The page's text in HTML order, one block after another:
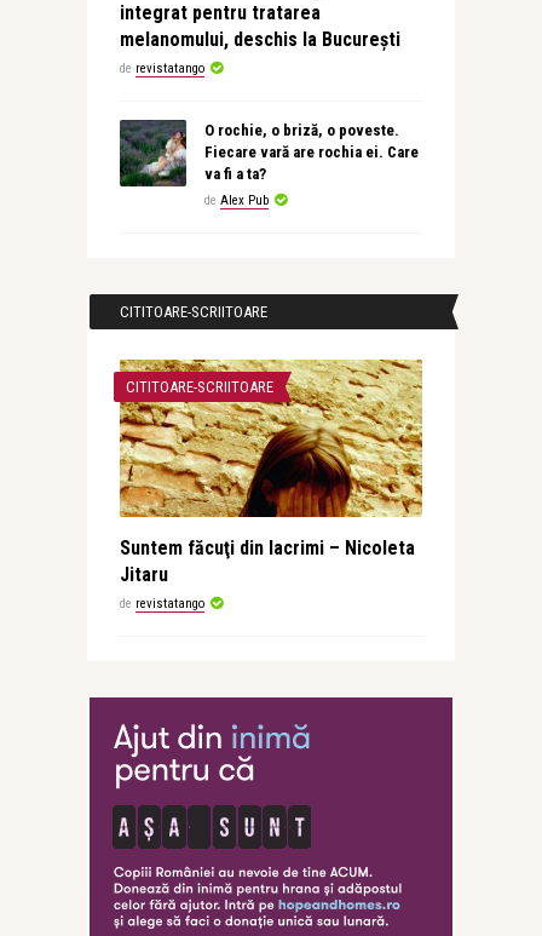
integrat pentru tratarea
melanomului, deschis la București
de revistatango
O rochie, o briză, o poveste.
Fiecare vară are rochia ei. Care
va fi a ta?
de Alex Pub
CITITOARE-SCRIITOARE
CITITOARE-SCRIITOARE
Suntem făcuţi din lacrimi – Nicoleta
Jitaru
de revistatango